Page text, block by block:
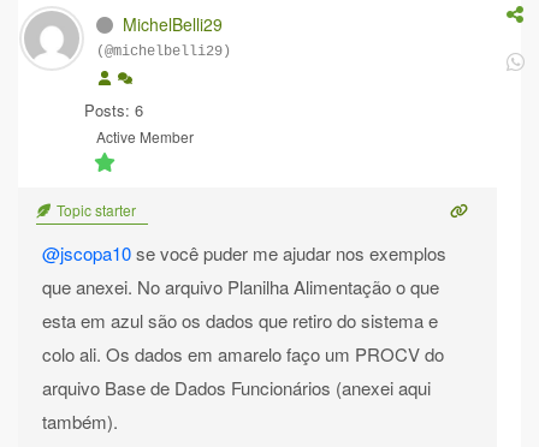
MichelBelli29
(@michelbelli29)
Posts: 6
Active Member
Topic starter
@jscopa10se você puder me ajudar nos exemplos
que anexei. No arquivo Planilha Alimentação o que
esta em azul são os dados que retiro do sistema e
colo ali. Os dados em amarelo faço um PROCV do
arquivo Base de Dados Funcionários (anexei aqui
também).